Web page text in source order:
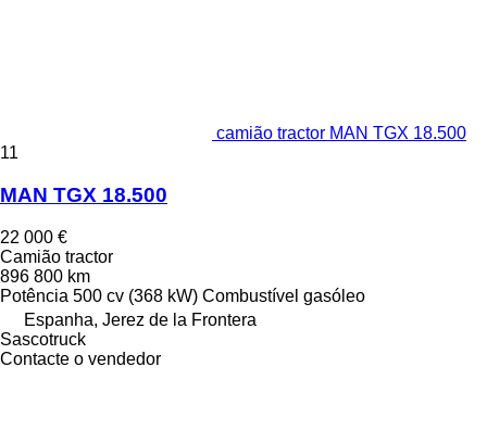
camião tractor MAN TGX 18.500
11
MAN TGX 18.500
22 000 €
Camião tractor
896 800 km
Potência 500 cv (368 kW) Combustível gasóleo
Espanha, Jerez de la Frontera
Sascotruck
Contacte o vendedor